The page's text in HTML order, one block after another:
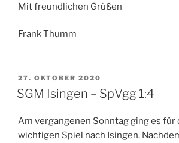
Mit freundlichen Grüßen
Frank Thumm
VERÖFFENTLICHT
AM
27. OKTOBER 2020
SGM Isingen – SpVgg 1:4
Am vergangenen Sonntag ging es für
wichtigen Spiel nach Isingen.